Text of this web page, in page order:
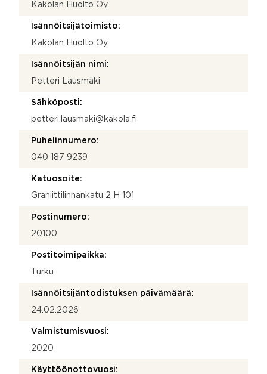
Kakolan Huolto Oy
Isännöitsijätoimisto:
Kakolan Huolto Oy
Isännöitsijän nimi:
Petteri Lausmäki
Sähköposti:
petteri.lausmaki@kakola.fi
Puhelinnumero:
040 187 9239
Katuosoite:
Graniittilinnankatu 2 H 101
Postinumero:
20100
Postitoimipaikka:
Turku
Isännöitsijäntodistuksen päivämäärä:
24.02.2026
Valmistumisvuosi:
2020
Käyttöönottovuosi: